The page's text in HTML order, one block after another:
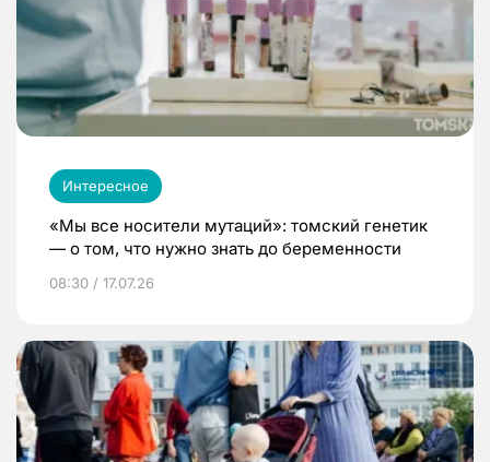
Интересное
«Мы все носители мутаций»: томский генетик
— о том, что нужно знать до беременности
08:30 / 17.07.26